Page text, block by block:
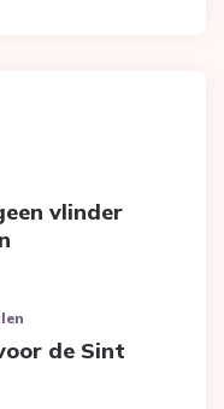
vlinder
de Sint